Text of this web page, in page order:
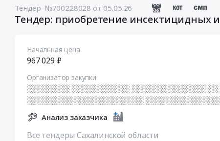
Тендер №700228028 от 05.05.26
Тендер: приобретение инсектицидных
Начальная цена
967 029 ₽
Организатор закупки
░░░░░░░░ ░░░░░░░░░░░ ░░░░░░░░░░░░░░
░░░░░░░░░░░░░░░░░░░░░░
Анализ заказчика
Все тендеры Сахалинской области